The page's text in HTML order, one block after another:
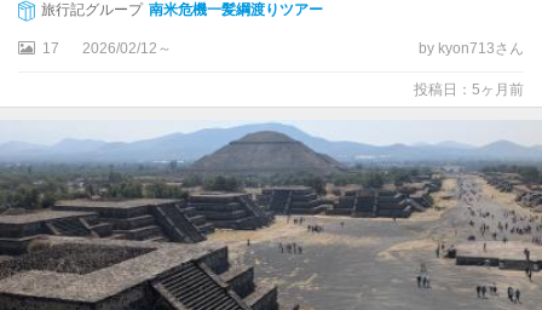
ン
遺
エ
ン
セ
ナ
ー
ダ
旅行記グループ 南米危機一髪綱渡りツアー
17 2026/02/12～ by kyon713さん
投稿日：5ヶ月前